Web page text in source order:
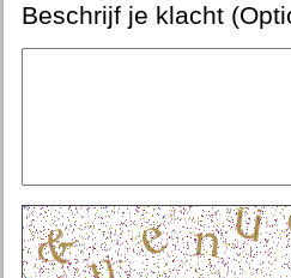
Beschrijf je klacht